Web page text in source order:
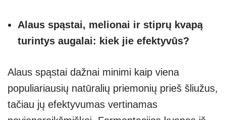
Alaus spąstai, melionai ir stiprų kvapą
turintys augalai: kiek jie efektyvūs?
Alaus spąstai dažnai minimi kaip viena
populiariausių natūralių priemonių prieš šliužus,
tačiau jų efektyvumas vertinamas